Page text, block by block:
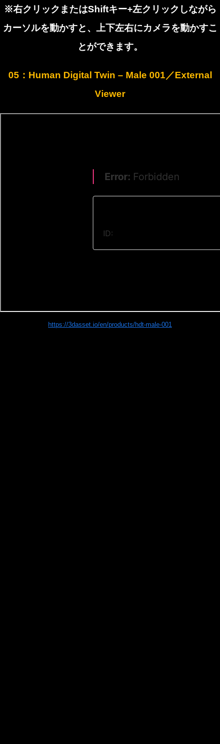
※右クリックまたはShiftキー+左クリックしながら
カーソルを動かすと、上下左右にカメラを動かすこ
とができます。
05：Human Digital Twin – Male 001／External
Viewer
https://3dasset.io/en/products/hdt-male-001